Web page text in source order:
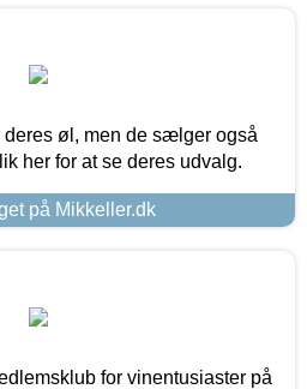
deres øl, men de sælger også
her for at se deres udvalg.
på Mikkeller.dk
for vinentusiaster på